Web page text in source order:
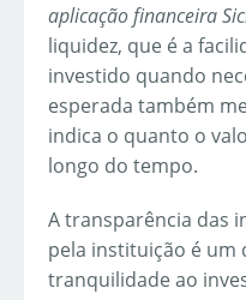
aplicação financeira
liquidez, que é a
investido quando
esperada também
indica o quanto o
longo do tempo.
A transparência das
pela instituição é um
tranquilidade ao